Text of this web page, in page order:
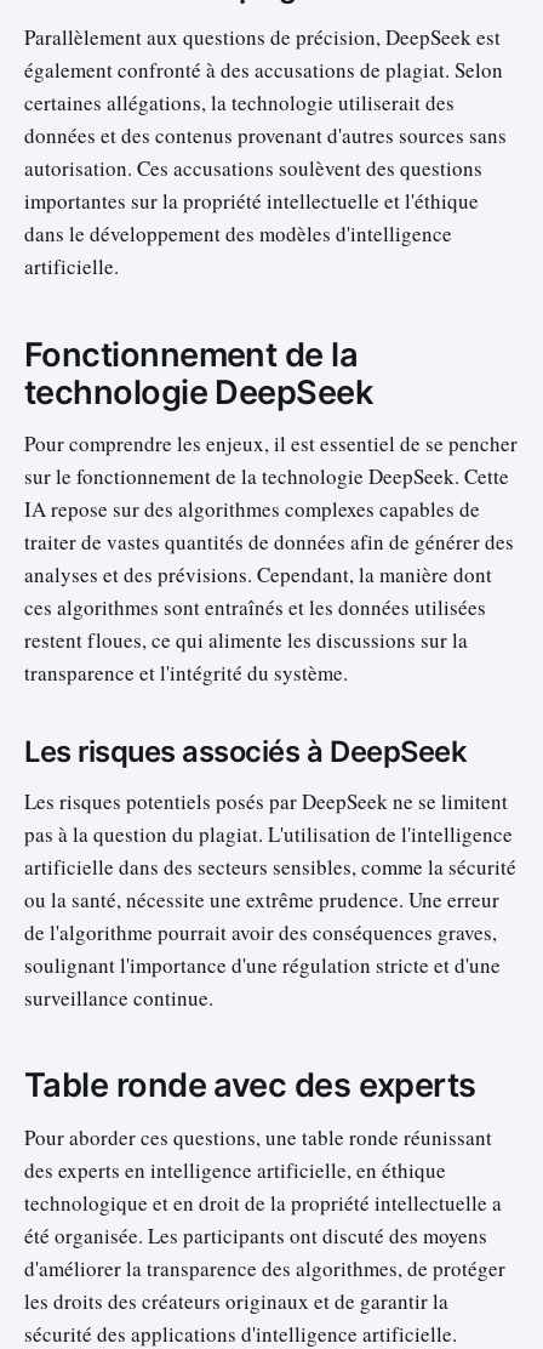
Parallèlement aux questions de précision, DeepSeek est
également confronté à des accusations de plagiat. Selon
certaines allégations, la technologie utiliserait des
données et des contenus provenant d'autres sources sans
autorisation. Ces accusations soulèvent des questions
importantes sur la propriété intellectuelle et l'éthique
dans le développement des modèles d'intelligence
artificielle.
Fonctionnement de la
technologie DeepSeek
Pour comprendre les enjeux, il est essentiel de se pencher
sur le fonctionnement de la technologie DeepSeek. Cette
IA repose sur des algorithmes complexes capables de
traiter de vastes quantités de données afin de générer des
analyses et des prévisions. Cependant, la manière dont
ces algorithmes sont entraînés et les données utilisées
restent floues, ce qui alimente les discussions sur la
transparence et l'intégrité du système.
Les risques associés à DeepSeek
Les risques potentiels posés par DeepSeek ne se limitent
pas à la question du plagiat. L'utilisation de l'intelligence
artificielle dans des secteurs sensibles, comme la sécurité
ou la santé, nécessite une extrême prudence. Une erreur
de l'algorithme pourrait avoir des conséquences graves,
soulignant l'importance d'une régulation stricte et d'une
surveillance continue.
Table ronde avec des experts
Pour aborder ces questions, une table ronde réunissant
des experts en intelligence artificielle, en éthique
technologique et en droit de la propriété intellectuelle a
été organisée. Les participants ont discuté des moyens
d'améliorer la transparence des algorithmes, de protéger
les droits des créateurs originaux et de garantir la
sécurité des applications d'intelligence artificielle.